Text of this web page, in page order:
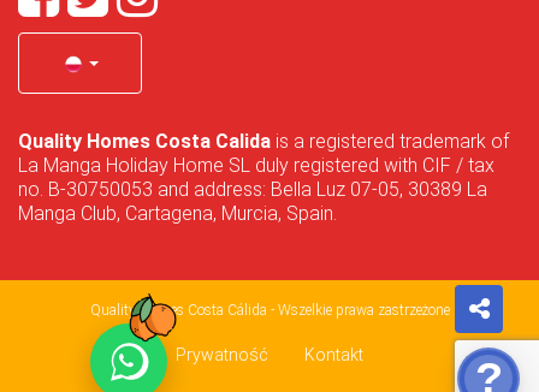
Quality Homes Costa Calida is a registered trademark of
La Manga Holiday Home SL duly registered with CIF / tax
no. B-30750053 and address: Bella Luz 07-05, 30389 La
Manga Club, Cartagena, Murcia, Spain.
Quality Homes Costa Cálida - Wszelkie prawa zastrzeżone
Prywatność Kontakt